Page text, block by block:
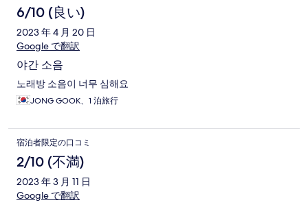
6/10 (良い)
2023 年 4 月 20 日
Google で翻訳
야간 소음
노래방 소음이 너무 심해요
JONG GOOK、1 泊旅行
宿泊者限定の口コミ
2/10 (不満)
2023 年 3 月 11 日
Google で翻訳